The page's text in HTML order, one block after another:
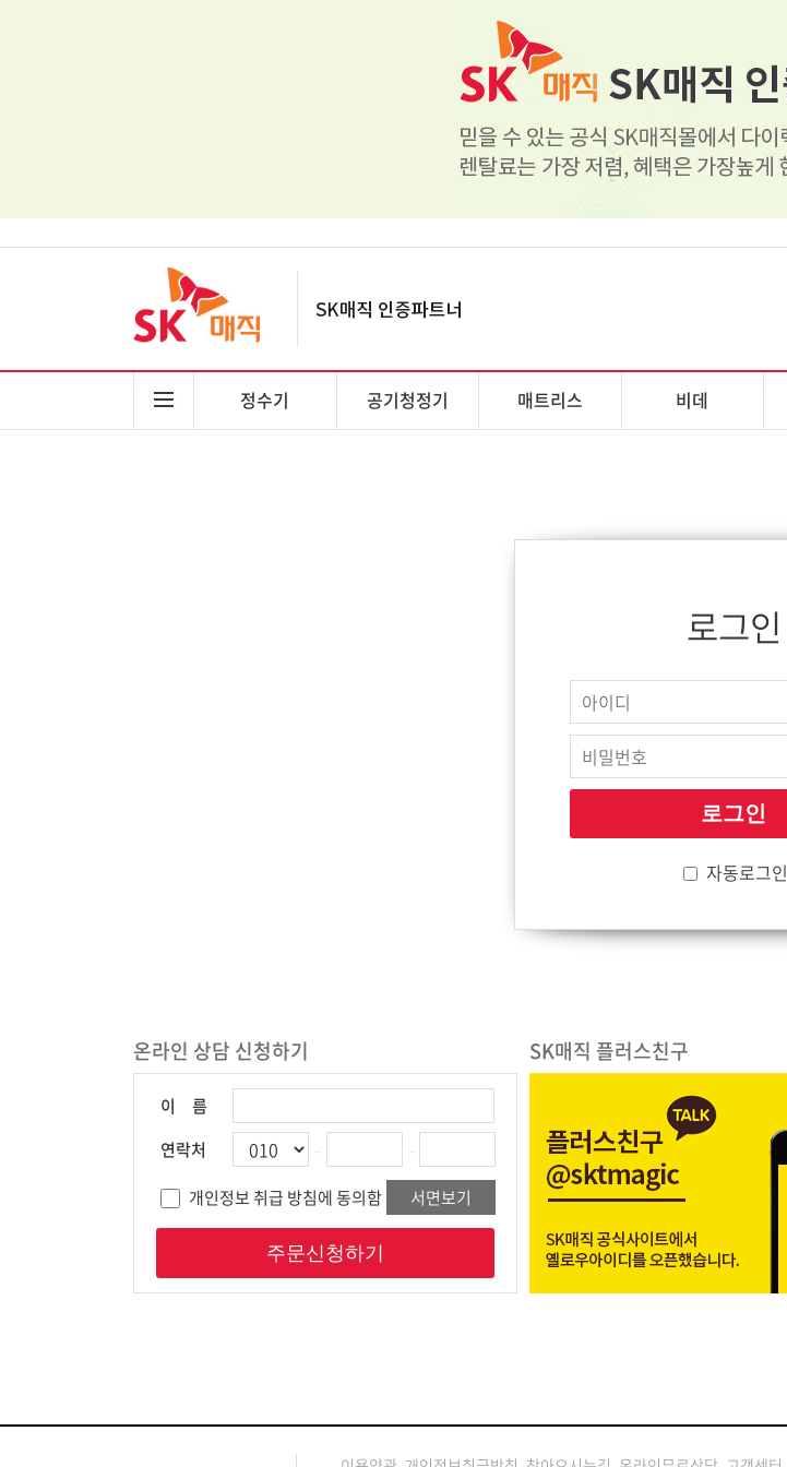
정수기 공기청정기 매트리스 비데
로그인
자동로그인
온라인 상담 신청하기
이 름
연락처
- -
개인정보 취급 방침에 동의함 서면보기
주문신청하기
SK매직 플러스친구